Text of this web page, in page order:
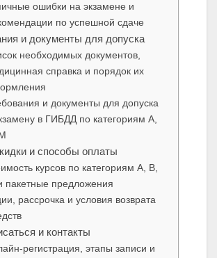
ошибки на экзамене и
по успешной сдаче
и документы для допуска
необходимых документов,
справка и порядок их
и документы для допуска
в ГИБДД по категориям A,
и способы оплаты
курсов по категориям A, B,
пакетные предложения
рассрочка и условия возврата
и контакты
регистрация, этапы записи и